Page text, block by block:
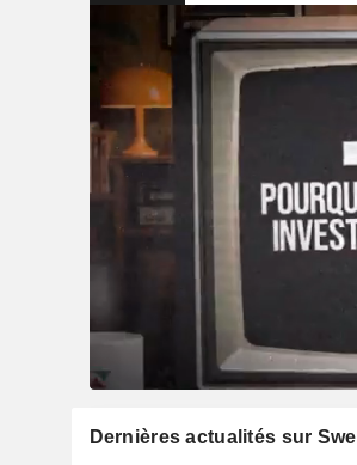
Dernières actualités sur